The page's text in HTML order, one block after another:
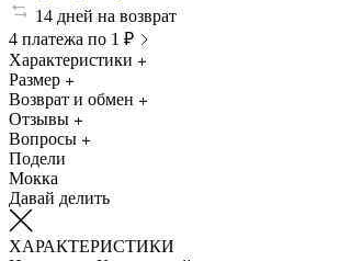
14 дней на возврат
4 платежа по 1 ₽
Характеристики
Размер
Возврат и обмен
Отзывы
Вопросы
Подели
Мокка
Давай делить
ХАРАКТЕРИСТИКИ